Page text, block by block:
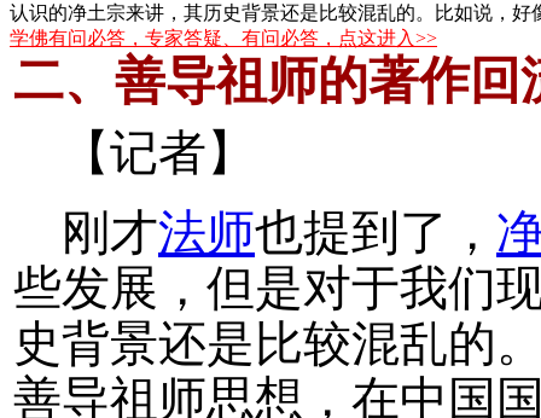
认识的净土宗来讲，其历史背景还是比较混乱的。比如说，好
学佛有问必答，专家答疑、有问必答，点这进入>>
二、善导祖师的著作
【记者】
刚才法师也提到了，
些发展，但是对于我们
史背景还是比较混乱的
善导祖师思想，在中国